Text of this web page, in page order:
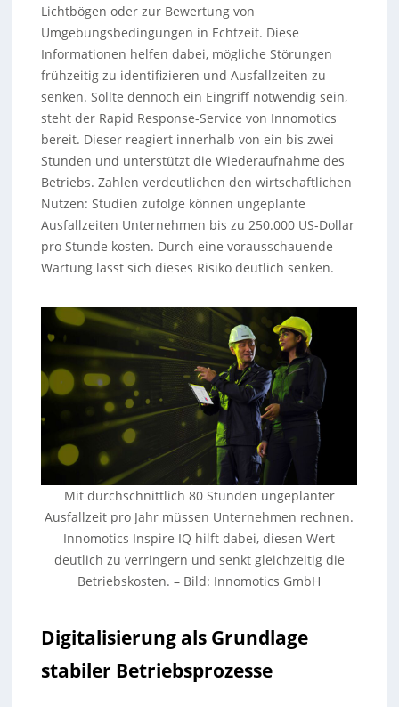
Lichtbögen oder zur Bewertung von
Umgebungsbedingungen in Echtzeit. Diese
Informationen helfen dabei, mögliche Störungen
frühzeitig zu identifizieren und Ausfallzeiten zu
senken. Sollte dennoch ein Eingriff notwendig sein,
steht der Rapid Response-Service von Innomotics
bereit. Dieser reagiert innerhalb von ein bis zwei
Stunden und unterstützt die Wiederaufnahme des
Betriebs. Zahlen verdeutlichen den wirtschaftlichen
Nutzen: Studien zufolge können ungeplante
Ausfallzeiten Unternehmen bis zu 250.000 US-Dollar
pro Stunde kosten. Durch eine vorausschauende
Wartung lässt sich dieses Risiko deutlich senken.
Mit durchschnittlich 80 Stunden ungeplanter
Ausfallzeit pro Jahr müssen Unternehmen rechnen.
Innomotics Inspire IQ hilft dabei, diesen Wert
deutlich zu verringern und senkt gleichzeitig die
Betriebskosten. – Bild: Innomotics GmbH
Digitalisierung als Grundlage
stabiler Betriebsprozesse